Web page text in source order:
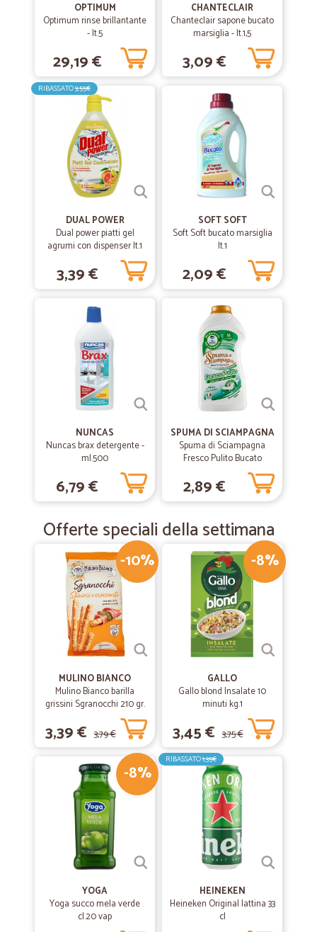
OPTIMUM
Optimum rinse brillantante
- lt.5
29,19 €
CHANTECLAIR
Chanteclair sapone bucato
marsiglia - lt.1,5
3,09 €
RIBASSATO3,55€
DUAL POWER
Dual power piatti gel
agrumi con dispenser lt.1
3,39 €
SOFT SOFT
Soft Soft bucato marsiglia
lt.1
2,09 €
NUNCAS
Nuncas brax detergente -
ml.500
6,79 €
SPUMA DI SCIAMPAGNA
Spuma di Sciampagna
Fresco Pulito Bucato
Classico 800 ml.
2,89 €
Offerte speciali della settimana
-10%
MULINO BIANCO
Mulino Bianco barilla
grissini Sgranocchi 210 gr.
3,39 € 3,79 €
-8%
GALLO
Gallo blond Insalate 10
minuti kg.1
3,45 € 3,75 €
-8%
YOGA
Yoga succo mela verde
cl.20 vap
RIBASSATO1,35€
HEINEKEN
Heineken Original lattina 33
cl